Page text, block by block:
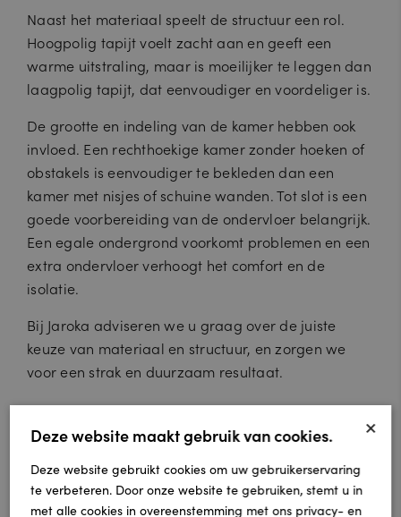
Naast het materiaal speelt de structuur een rol.
Hoogpolig tapijt voelt zacht aan en geeft een
warme uitstraling, maar is moeilijker te leggen dan
laagpolig tapijt, dat eenvoudiger en voordeliger is.
De grootte en indeling van de kamer hebben ook
invloed. Een rechthoekige kamer zonder hoeken of
obstakels is eenvoudiger te bekleden dan een
kamer met nisjes of schuine wanden. Tot slot is een
goede voorbereiding van de ondervloer belangrijk.
Een egale ondergrond voorkomt problemen en een
extra ondervloer verhoogt het comfort en de
isolatie.
Bij Jaroka adviseren we u graag over de juiste
keuze van materiaal en structuur, en zorgen we
voor een strak en duurzaam resultaat.
Tapijt laten leggen op de
trap
Een trap vraagt om extra vakmanschap, maar
×
Deze website maakt gebruik van cookies.
Deze website gebruikt cookies om uw gebruikerservaring
te verbeteren. Door onze website te gebruiken, stemt u in
met alle cookies in overeenstemming met ons privacy- en